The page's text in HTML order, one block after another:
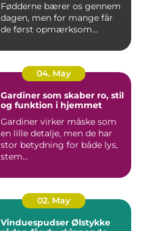
Fødderne bærer os gennem
dagen, men for mange får
de først opmærksom...
04. May
Gardiner som skaber ro, stil
og funktion i hjemmet
Gardiner virker måske som
en lille detalje, men de har
stor betydning for både lys,
stem...
02. May
Vinduespudser Ølstykke